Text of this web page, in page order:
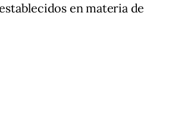
en materia de